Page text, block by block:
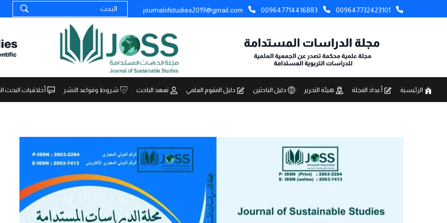
009647732423101
009647714416883
journalofstudies2019@gmail.com
الرئيسية أعداد المجلة هيئة التحرير دليل الباحثين دليل المقوم العلمي تعهد الباحث شروط وقواعد النشر أخلاقيات البحث